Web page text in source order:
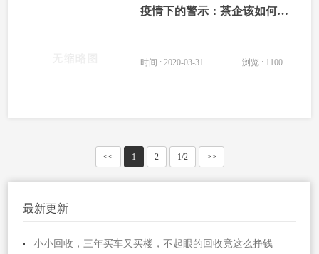
疫情下的警示：茶企该如何“抓”现金流？
时间 : 2020-03-31 浏览 : 1100
<< 1 2 1/2 >>
最新更新
小小回收，三年买车又买楼，不起眼的回收竟这么挣钱